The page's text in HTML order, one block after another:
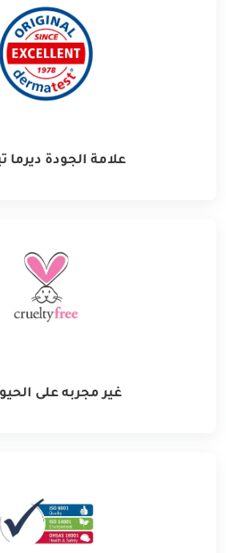
علامة الجودة
غير مجربه على